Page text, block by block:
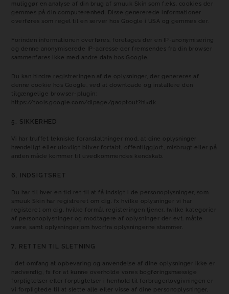
muliggør en analyse af din brug af smuuk Skin som f.eks. cookies der
gemmes på din computerenhed. Disse genererede informationer
overføres som regel til en server hos Google i USA og gemmes der.
Forinden informationen overføres, foretages der en IP-anonymisering
og denne anonymiserede IP-adresse der fremsendes fra din browser
sammenføres ikke med andre data hos Google.
Du kan hindre registreringen af de oplysninger, der genereres af
denne cookie hos Google, ved at downloade og installere den
tilgængelige browser-plugin:
https://tools.google.com/dlpage/gaoptout?hl=dk
5. SIKKERHED
Vi har truffet tekniske foranstaltninger mod, at dine oplysninger
hændeligt eller ulovligt bliver fortabt, offentliggjort, misbrugt eller på
anden måde kommer til uvedkommendes kendskab.
6. INDSIGTSRET
Du har til hver en tid ret til at få indsigt i de personoplysninger, som
smuuk Skin har registreret om dig. fx hvilke oplysninger vi har
registeret om dig, hvilke formål registeringen tjener, hvilke kategorier
af personoplysninger og modtagere af oplysninger der evt. måtte
være, samt oplysninger om hvorfra oplysningerne stammer.
7. RETTEN TIL SLETNING
I det omfang at opbevaring og anvendelse af dine oplysninger ikke er
nødvendig, fx for at kunne overholde vores bogføringsmæssige
forpligtelser eller forpligtelser i henhold til forbrugerlovgivningen er
vi forpligtede til at slette alle eller visse af dine personoplysninger,